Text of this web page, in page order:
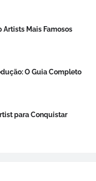
Artists Mais Famosos
O Guia Completo
para Conquistar